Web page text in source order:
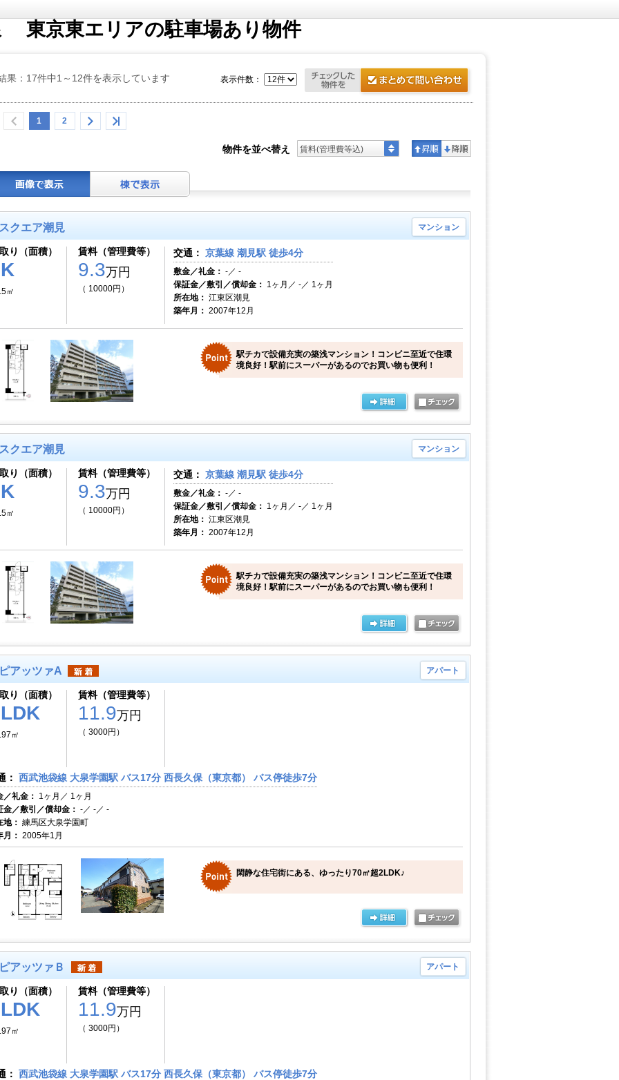
東京東エリアの駐車場あり物件
果：17件中1～12件を表示しています
1 2
表示件数：
物件を並べ替え 賃料(管理費等込)
クエア潮見 マンション
り（面積）
㎡
賃料（管理費等）
9.3万円
（ 10000円）
交通： 京葉線 潮見駅 徒歩4分
敷金／礼金： -／ -
保証金／敷引／償却金： 1ヶ月／ -／ 1ヶ月
所在地： 江東区潮見
築年月： 2007年12月
駅チカで設備充実の築浅マンション！コンビニ至近で住環
境良好！駅前にスーパーがあるのでお買い物も便利！
クエア潮見 マンション
り（面積）
㎡
賃料（管理費等）
9.3万円
（ 10000円）
交通： 京葉線 潮見駅 徒歩4分
敷金／礼金： -／ -
保証金／敷引／償却金： 1ヶ月／ -／ 1ヶ月
所在地： 江東区潮見
築年月： 2007年12月
駅チカで設備充実の築浅マンション！コンビニ至近で住環
境良好！駅前にスーパーがあるのでお買い物も便利！
アッツァA アパート
り（面積）
㎡
賃料（管理費等）
11.9万円
（ 3000円）
： 西武池袋線 大泉学園駅 バス17分 西長久保（東京都） バス停徒歩7分
／礼金： 1ヶ月／ 1ヶ月
金／敷引／償却金： -／ -／ -
地： 練馬区大泉学園町
月： 2005年1月
閑静な住宅街にある、ゆったり70㎡超2LDK♪
アッツァＢ アパート
り（面積）
㎡
賃料（管理費等）
11.9万円
（ 3000円）
： 西武池袋線 大泉学園駅 バス17分 西長久保（東京都） バス停徒歩7分